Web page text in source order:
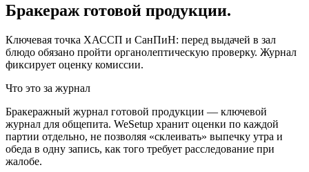
Бракераж готовой продукции.
Ключевая точка ХАССП и СанПиН: перед выдачей в зал
блюдо обязано пройти органолептическую проверку. Журнал
фиксирует оценку комиссии.
Что это за журнал
Бракеражный журнал готовой продукции — ключевой
журнал для общепита. WeSetup хранит оценки по каждой
партии отдельно, не позволяя «склеивать» выпечку утра и
обеда в одну запись, как того требует расследование при
жалобе.